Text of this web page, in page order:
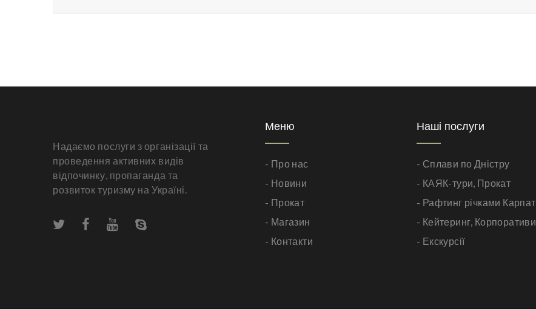
Надаємо послуги з організації та
проведення активних видів
відпочинку, пропаганда та
розвиток туризму на Україні.
Меню
- Про нас
- Новини
- Прокат
- Магазин
- Контакти
Наші послуги
- Сплави по Дністру
- КАЯК-тури, Прокат
- Рафтинг річками Карпат
- Кейтеринг, Корпоративи
- Екскурсії